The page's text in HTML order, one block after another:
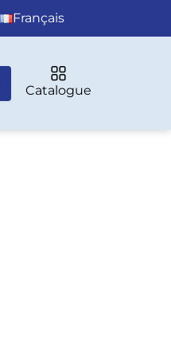
Français
Catalogue